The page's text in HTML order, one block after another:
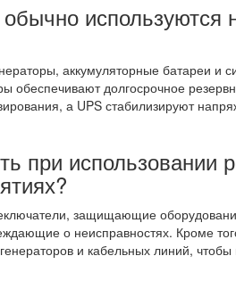
используются
аккумуляторные батареи и
обеспечивают долгосрочное
а UPS стабилизируют
при использовании
защищающие
о неисправностях. Кроме
и кабельных линий, чтобы